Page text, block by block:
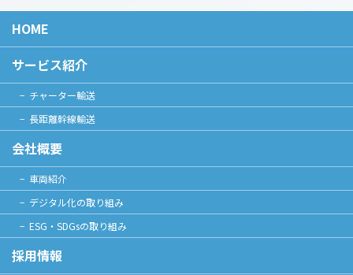
HOME
サービス紹介
チャーター輸送
長距離幹線輸送
会社概要
車両紹介
デジタル化の取り組み
ESG・SDGsの取り組み
採用情報